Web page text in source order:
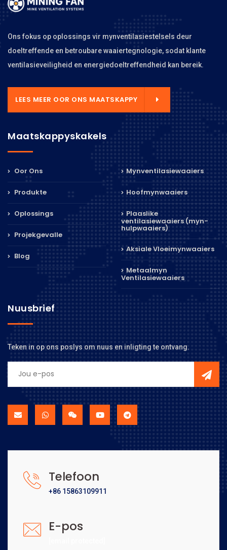
Ons fokus op oplossings vir mynventilasiestelsels deur
doeltreffende en betroubare waaiertegnologie, sodat klante
ventilasieveiligheid en energiedoeltreffendheid kan bereik.
LEES MEER OOR ONS MAATSKAPPY
Maatskappyskakels
Oor Ons
Produkte
Oplossings
Projekgevalle
Blog
Mynventilasiewaaiers
Hoofmynwaaiers
Plaaslike
ventilasiewaaiers (myn-
hulpwaaiers)
Aksiale Vloeimynwaaiers
Metaalmyn
Ventilasiewaaiers
Nuusbrief
Teken in op ons poslys om nuus en inligting te ontvang.
Telefoon
+86 15863109911
E-pos